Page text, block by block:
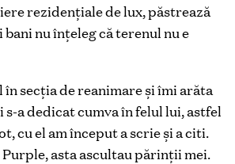
rezidențiale de lux, păstrează
nu înțeleg că terenul nu e
secţia de reanimare şi îmi arăta
a dedicat cumva în felul lui, astfel
cu el am început a scrie şi a citi.
Purple, asta ascultau părinţii mei.